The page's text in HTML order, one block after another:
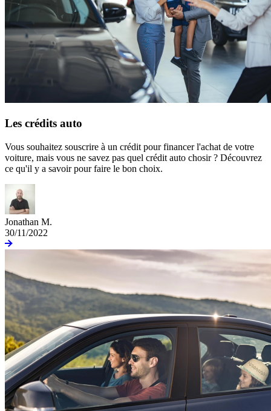
Les crédits auto
Vous souhaitez souscrire à un crédit pour financer l'achat de votre
voiture, mais vous ne savez pas quel crédit auto chosir ? Découvrez
ce qu'il y a savoir pour faire le bon choix.
Jonathan M.
30/11/2022